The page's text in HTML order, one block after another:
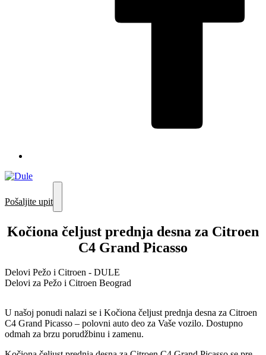
Pošaljite upit
Kočiona čeljust prednja desna za Citroen
C4 Grand Picasso
Delovi Pežo i Citroen - DULE
Delovi za Pežo i Citroen Beograd
U našoj ponudi nalazi se i Kočiona čeljust prednja desna za Citroen
C4 Grand Picasso – polovni auto deo za Vaše vozilo. Dostupno
odmah za brzu porudžbinu i zamenu.